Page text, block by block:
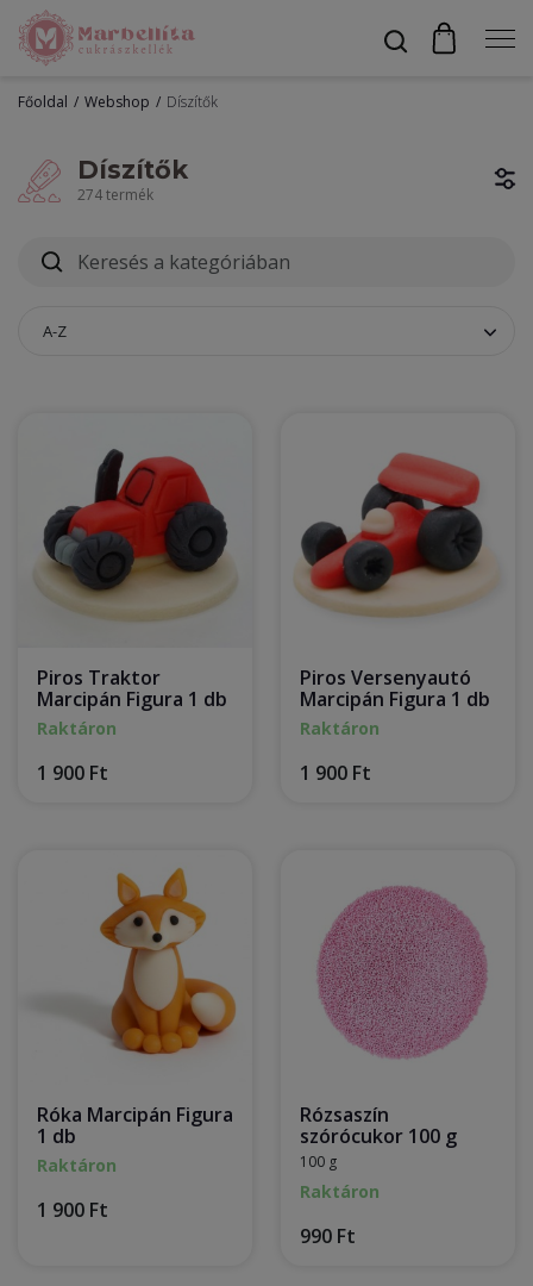
Egyéb
Főoldal Webshop Díszítők
Díszítők
274 termék
A-Z
Piros Traktor
Marcipán Figura 1 db
Raktáron
1 900 Ft
Piros Versenyautó
Marcipán Figura 1 db
Raktáron
1 900 Ft
Róka Marcipán Figura
1 db
Raktáron
1 900 Ft
Rózsaszín
szórócukor 100 g
100 g
Raktáron
990 Ft